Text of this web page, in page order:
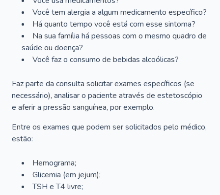
Você tem alergia a algum medicamento específico?
Há quanto tempo você está com esse sintoma?
Na sua família há pessoas com o mesmo quadro de
saúde ou doença?
Você faz o consumo de bebidas alcoólicas?
Faz parte da consulta solicitar exames específicos (se
necessário), analisar o paciente através de estetoscópio
e aferir a pressão sanguínea, por exemplo.
Entre os exames que podem ser solicitados pelo médico,
estão:
Hemograma;
Glicemia (em jejum);
TSH e T4 livre;